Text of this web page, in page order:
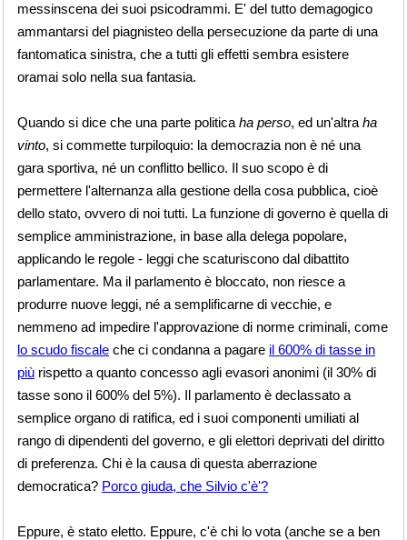
messinscena dei suoi psicodrammi. E' del tutto demagogico
ammantarsi del piagnisteo della persecuzione da parte di una
fantomatica sinistra, che a tutti gli effetti sembra esistere
oramai solo nella sua fantasia.
Quando si dice che una parte politica ha perso, ed un'altra ha
vinto, si commette turpiloquio: la democrazia non è né una
gara sportiva, né un conflitto bellico. Il suo scopo è di
permettere l'alternanza alla gestione della cosa pubblica, cioè
dello stato, ovvero di noi tutti. La funzione di governo è quella di
semplice amministrazione, in base alla delega popolare,
applicando le regole - leggi che scaturiscono dal dibattito
parlamentare. Ma il parlamento è bloccato, non riesce a
produrre nuove leggi, né a semplificarne di vecchie, e
nemmeno ad impedire l'approvazione di norme criminali, come
lo scudo fiscale che ci condanna a pagare il 600% di tasse in
più rispetto a quanto concesso agli evasori anonimi (il 30% di
tasse sono il 600% del 5%). Il parlamento è declassato a
semplice organo di ratifica, ed i suoi componenti umiliati al
rango di dipendenti del governo, e gli elettori deprivati del diritto
di preferenza. Chi è la causa di questa aberrazione
democratica? Porco giuda, che Silvio c'è'?
Eppure, è stato eletto. Eppure, c'è chi lo vota (anche se a ben